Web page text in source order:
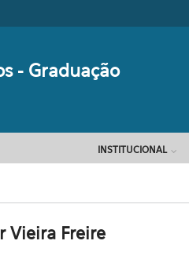
- Graduação
INSTITUCIONAL
Vieira Freire